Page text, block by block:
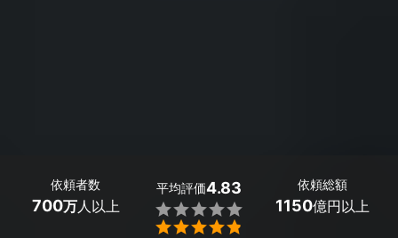
依頼者数
700万人以上
平均評価4.83


依頼総額
1150億円以上